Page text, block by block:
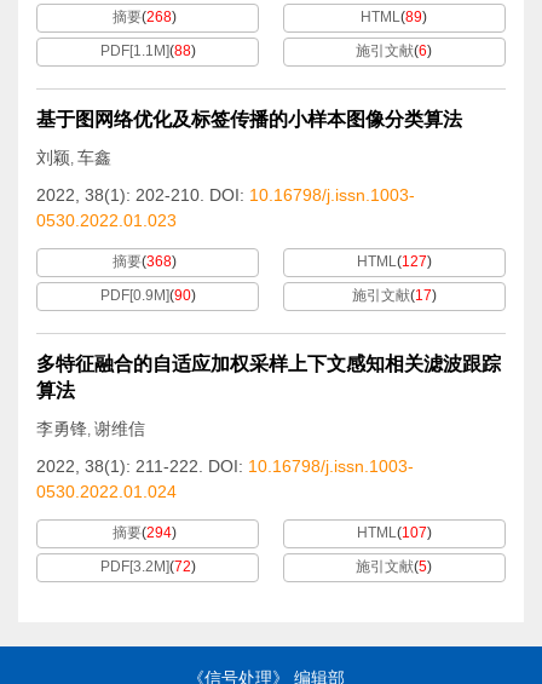
摘要(268) HTML(89)
PDF[1.1M](88) 施引文献(6)
基于图网络优化及标签传播的小样本图像分类算法
刘颖, 车鑫
2022, 38(1): 202-210. DOI: 10.16798/j.issn.1003-
0530.2022.01.023
摘要(368) HTML(127)
PDF[0.9M](90) 施引文献(17)
多特征融合的自适应加权采样上下文感知相关滤波跟踪
算法
李勇锋, 谢维信
2022, 38(1): 211-222.
DOI: 10.16798/j.issn.1003-
0530.2022.01.024
摘要(294) HTML(107)
PDF[3.2M](72) 施引文献(5)
《信号处理》 编辑部